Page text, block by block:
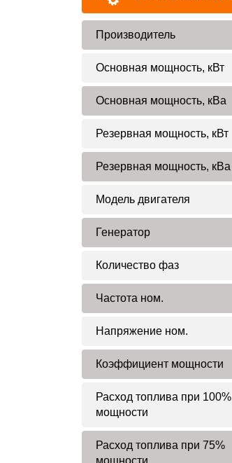
Производитель
Основная мощность, кВт
Основная мощность, кВа
Резервная мощность, кВт
Резервная мощность, кВа
Модель двигателя
Генератор
Количество фаз
Частота ном.
Напряжение ном.
Коэффициент мощности
Расход топлива при 100%
мощности
Расход топлива при 75%
мощности